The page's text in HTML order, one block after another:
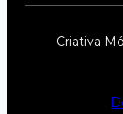
Criativa